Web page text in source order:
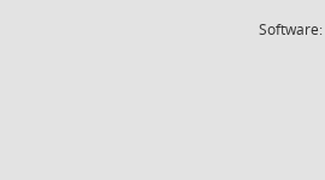
Software: